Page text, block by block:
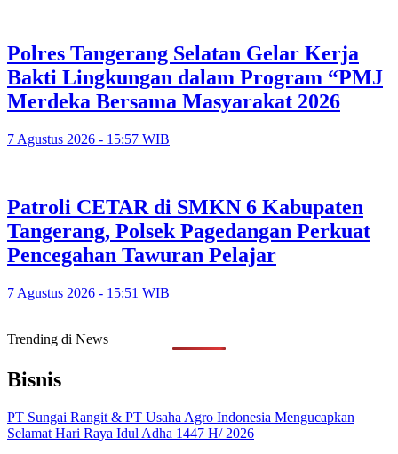
Polres Tangerang Selatan Gelar Kerja
Bakti Lingkungan dalam Program “PMJ
Merdeka Bersama Masyarakat 2026
7 Agustus 2026 - 15:57 WIB
Patroli CETAR di SMKN 6 Kabupaten
Tangerang, Polsek Pagedangan Perkuat
Pencegahan Tawuran Pelajar
7 Agustus 2026 - 15:51 WIB
Trending di News
Bisnis
PT Sungai Rangit & PT Usaha Agro Indonesia Mengucapkan
Selamat Hari Raya Idul Adha 1447 H/ 2026